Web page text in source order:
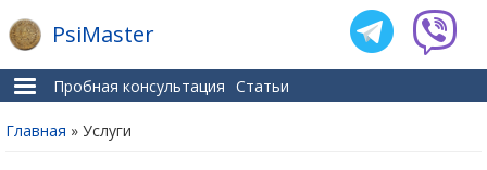
PsiMaster
Пробная консультация Статьи
Вы здесь
Главная » Услуги